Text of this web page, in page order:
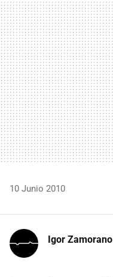
MAIL
10 Junio 2010
Igor Zamorano